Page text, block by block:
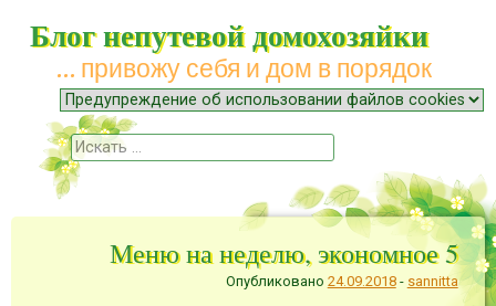
Блог непутевой домохозяйки
… привожу себя и дом в порядок
Меню
Наверх
Поиск
Меню на неделю, экономное 5
Опубликовано 24.09.2018- sannitta